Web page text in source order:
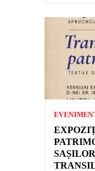
SAȘILOR